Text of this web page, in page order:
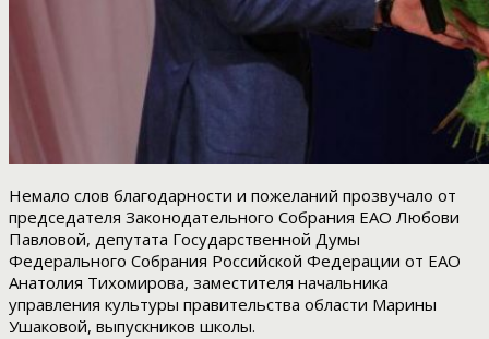
Немало слов благодарности и пожеланий прозвучало от
председателя Законодательного Собрания ЕАО Любови
Павловой, депутата Государственной Думы
Федерального Собрания Российской Федерации от ЕАО
Анатолия Тихомирова, заместителя начальника
управления культуры правительства области Марины
Ушаковой, выпускников школы.